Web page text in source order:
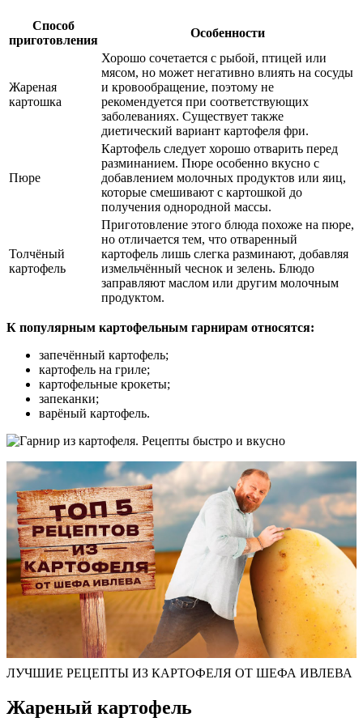
Способ
приготовления
Особенности
Жареная
картошка
Хорошо сочетается с рыбой, птицей или
мясом, но может негативно влиять на сосуды
и кровообращение, поэтому не
рекомендуется при соответствующих
заболеваниях. Существует также
диетический вариант картофеля фри.
Пюре
Картофель следует хорошо отварить перед
разминанием. Пюре особенно вкусно с
добавлением молочных продуктов или яиц,
которые смешивают с картошкой до
получения однородной массы.
Толчёный
картофель
Приготовление этого блюда похоже на пюре,
но отличается тем, что отваренный
картофель лишь слегка разминают, добавляя
измельчённый чеснок и зелень. Блюдо
заправляют маслом или другим молочным
продуктом.
К популярным картофельным гарнирам относятся:
запечённый картофель;
картофель на гриле;
картофельные крокеты;
запеканки;
варёный картофель.
ЛУЧШИЕ РЕЦЕПТЫ ИЗ КАРТОФЕЛЯ ОТ ШЕФА ИВЛЕВА
Жареный картофель